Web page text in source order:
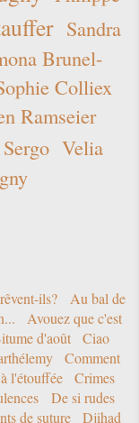
Sandra
Brunel-
Colliex
Ramseier
Velia
ils?
Au bal de
Avouez que c'est
d'août
Ciao
Comment
l'étouffée
Crimes
De si rudes
de suture
Djihad